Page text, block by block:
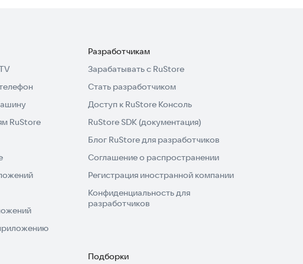
RuStore
Разработчикам
Зарабатывать с RuStore
Стать разработчиком
Доступ к RuStore Консоль
RuStore SDK (документация)
Блог RuStore для разработчиков
Соглашение о распространении
Регистрация иностранной компании
Конфиденциальность для
разработчиков
Подборки